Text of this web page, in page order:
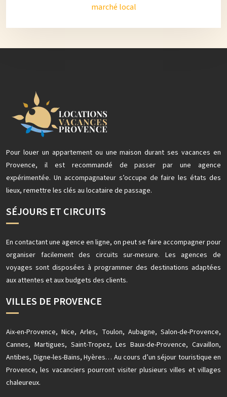
marché local
Pour louer un appartement ou une maison durant ses vacances en
Provence, il est recommandé de passer par une agence
expérimentée. Un accompagnateur s’occupe de faire les états des
lieux, remettre les clés au locataire de passage.
SÉJOURS ET CIRCUITS
En contactant une agence en ligne, on peut se faire accompagner pour
organiser facilement des circuits sur-mesure. Les agences de
voyages sont disposées à programmer des destinations adaptées
aux attentes et aux budgets des clients.
VILLES DE PROVENCE
Aix-en-Provence, Nice, Arles, Toulon, Aubagne, Salon-de-Provence,
Cannes, Martigues, Saint-Tropez, Les Baux-de-Provence, Cavaillon,
Antibes, Digne-les-Bains, Hyères… Au cours d’un séjour touristique en
Provence, les vacanciers pourront visiter plusieurs villes et villages
chaleureux.